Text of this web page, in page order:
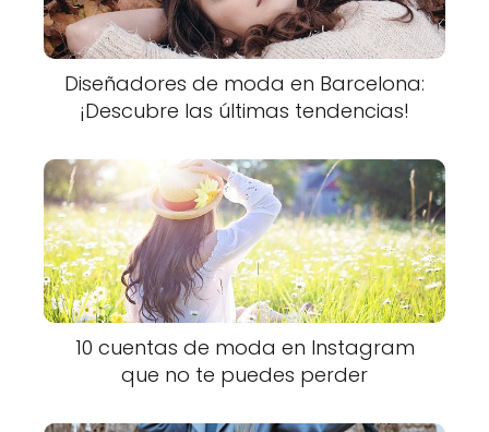
Diseñadores de moda en Barcelona:
¡Descubre las últimas tendencias!
10 cuentas de moda en Instagram
que no te puedes perder